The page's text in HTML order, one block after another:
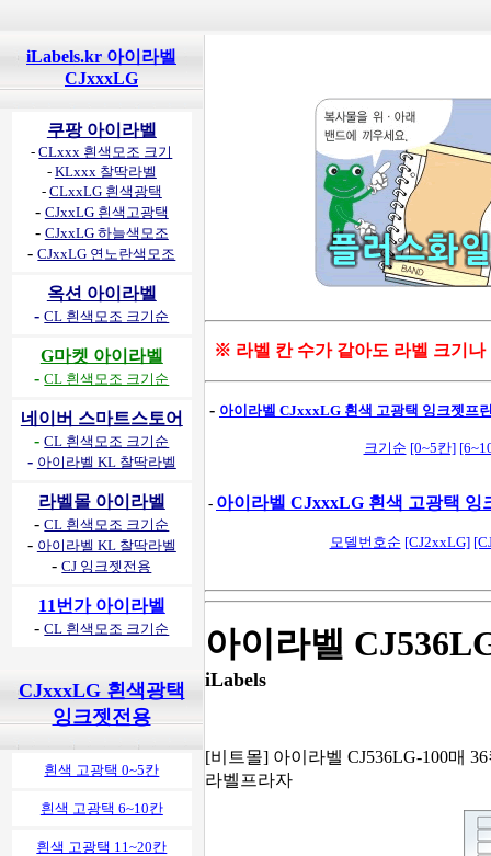
iLabels.kr 아이라벨
CJxxxLG
쿠팡 아이라벨
-CLxxx 흰색모조 크기
- KLxxx 찰딱라벨
- CLxxLG 흰색광택
- CJxxLG 흰색고광택
- CJxxLG 하늘색모조
-CJxxLG 연노란색모조
옥션 아이라벨
-CL 흰색모조 크기순
G마켓 아이라벨
-CL 흰색모조 크기순
네이버 스마트스토어
-CL 흰색모조 크기순
- 아이라벨 KL 찰딱라벨
라벨몰 아이라벨
-CL 흰색모조 크기순
- 아이라벨 KL 찰딱라벨
-CJ 잉크젯전용
11번가 아이라벨
-CL 흰색모조 크기순
CJxxxLG 흰색광택
잉크젯전용
흰색 고광택 0~5칸
흰색 고광택 6~10칸
흰색 고광택 11~20칸
※ 라벨 칸 수가 같아도 라벨 크기나
- 아이라벨 CJxxxLG 흰색 고광택 잉크젯프
크기순 [0~5칸]
- 아이라벨 CJxxxLG 흰색 고광택 잉
모델번호순 [CJ2xxLG]
아이라벨
iLabels
[비트몰] 아이라벨 CJ536LG-100매
라벨프라자